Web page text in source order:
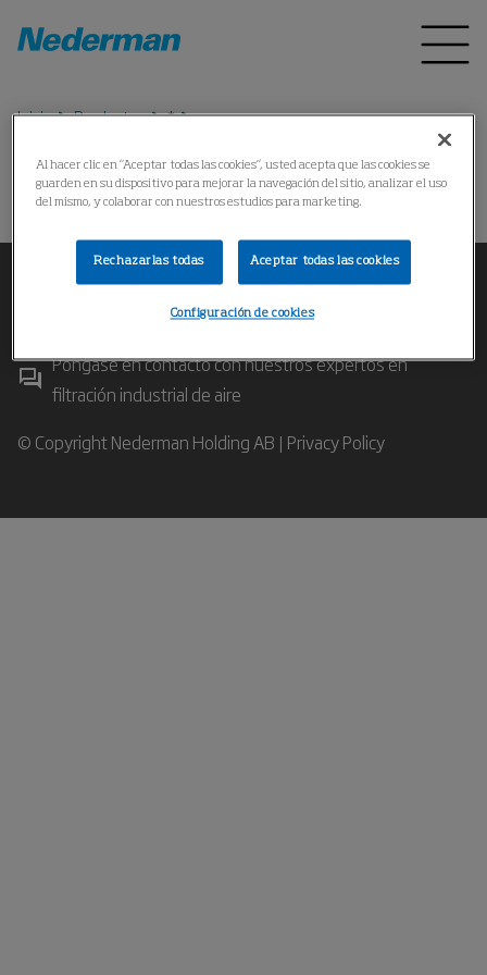
Inicio Productos *
No se puede encontrar el producto
Póngase en contacto con nuestros expertos en
filtración industrial de aire
© Copyright Nederman Holding AB | Privacy Policy
Al hacer clic en “Aceptar todas las cookies”, usted acepta que las cookies se
guarden en su dispositivo para mejorar la navegación del sitio, analizar el uso
del mismo, y colaborar con nuestros estudios para marketing.
Rechazarlas todas Aceptar todas las cookies
Configuración de cookies